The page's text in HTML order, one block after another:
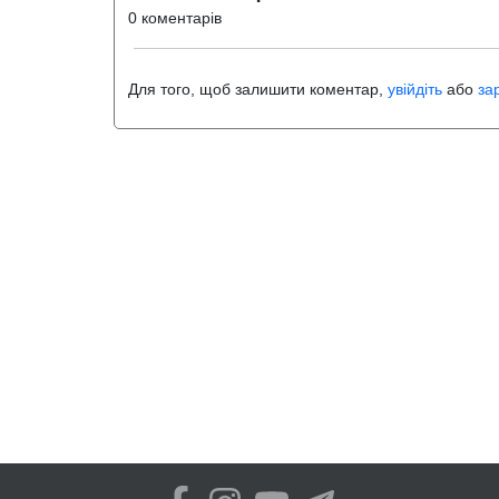
0 коментарів
Для того, щоб залишити коментар, увійдіть або